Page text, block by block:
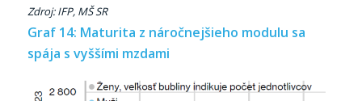
Zdroj: IFP, MŠ SR
Graf 14: Maturita z náročnejšieho modulu sa
spája s vyššími mzdami